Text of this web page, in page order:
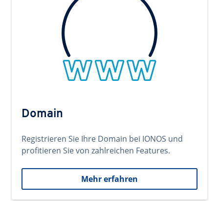
Domain
Registrieren Sie Ihre Domain bei IONOS und
profitieren Sie von zahlreichen Features.
Mehr erfahren